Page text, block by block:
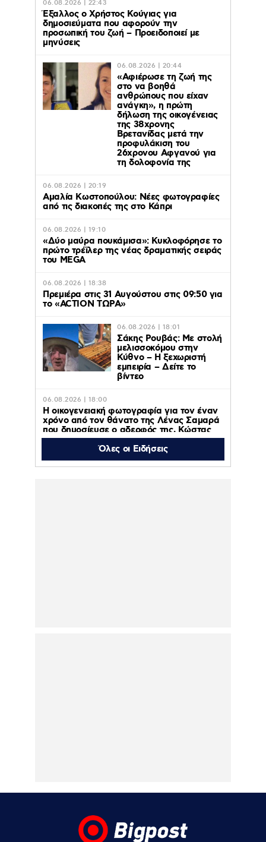
06.08.2026 | 22:43
Έξαλλος ο Χρήστος Κούγιας για
δημοσιεύματα που αφορούν την
προσωπική του ζωή – Προειδοποιεί με
μηνύσεις
06.08.2026 | 20:44
«Αφιέρωσε τη ζωή της
στο να βοηθά
ανθρώπους που είχαν
ανάγκη», η πρώτη
δήλωση της οικογένειας
της 38χρονης
Βρετανίδας μετά την
προφυλάκιση του
26χρονου Αφγανού για
τη δολοφονία της
06.08.2026 | 20:19
Αμαλία Κωστοπούλου: Νέες φωτογραφίες
από τις διακοπές της στο Κάπρι
06.08.2026 | 19:10
«Δύο μαύρα πουκάμισα»: Κυκλοφόρησε το
πρώτο τρέϊλερ της νέας δραματικής σειράς
του MEGA
06.08.2026 | 18:38
Πρεμιέρα στις 31 Αυγούστου στις 09:50 για
το «ACTION ΤΩΡΑ»
06.08.2026 | 18:01
Σάκης Ρουβάς: Με στολή
μελισσοκόμου στην
Κύθνο – Η ξεχωριστή
εμπειρία – Δείτε το
βίντεο
06.08.2026 | 18:00
Η οικογενειακή φωτογραφία για τον έναν
χρόνο από τον θάνατο της Λένας Σαμαρά
που δημοσίευσε ο αδερφός της, Κώστας
06.08.2026 | 16:05
Κατερίνα Λιόλιου: Ο συνθέτης του
Όλες οι Ειδήσεις